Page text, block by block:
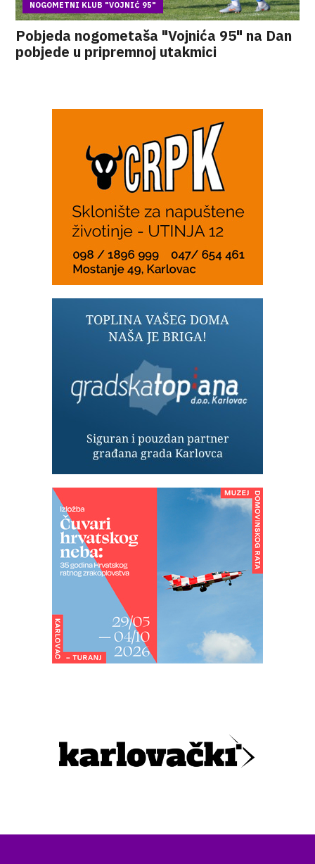
NOGOMETNI KLUB "VOJNIĆ 95"
Pobjeda nogometaša "Vojnića 95" na Dan
pobjede u pripremnoj utakmici